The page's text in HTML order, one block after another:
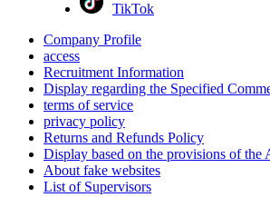
TikTok
Company Profile
access
Recruitment Information
Display regarding the Specified
terms of service
privacy policy
Returns and Refunds Policy
Display based on the provisions of the
About fake websites
List of Supervisors